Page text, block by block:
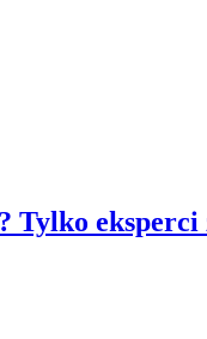
Tylko